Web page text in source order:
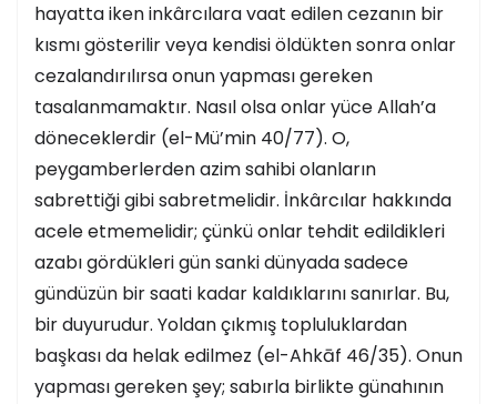
hayatta iken inkârcılara vaat edilen cezanın bir
kısmı gösterilir veya kendisi öldükten sonra onlar
cezalandırılırsa onun yapması gereken
tasalanmamaktır. Nasıl olsa onlar yüce Allah’a
döneceklerdir (el-Mü’min 40/77). O,
peygamberlerden azim sahibi olanların
sabrettiği gibi sabretmelidir. İnkârcılar hakkında
acele etmemelidir; çünkü onlar tehdit edildikleri
azabı gördükleri gün sanki dünyada sadece
gündüzün bir saati kadar kaldıklarını sanırlar. Bu,
bir duyurudur. Yoldan çıkmış topluluklardan
başkası da helak edilmez (el-Ahkāf 46/35). Onun
yapması gereken şey; sabırla birlikte günahının